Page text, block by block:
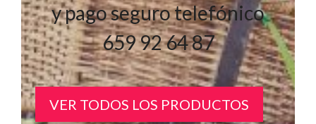
y pago seguro telefónico
659 92 64 87
VER TODOS LOS PRODUCTOS